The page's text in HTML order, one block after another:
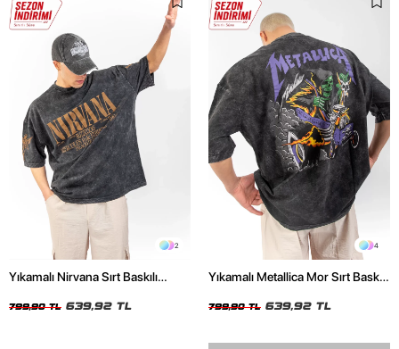
2
Yıkamalı Nirvana Sırt Baskılı
799,90 TL 639,92 TL
4
Yıkamalı Metallica Mor Sırt Baskılı
799,90 TL 639,92 TL